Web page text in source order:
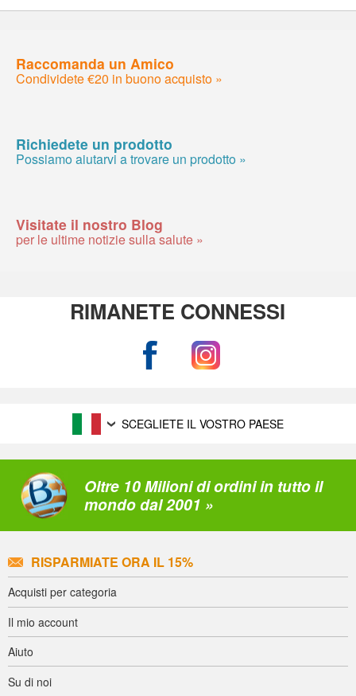
Raccomanda un Amico
Condividete €20 in buono acquisto »
Richiedete un prodotto
Possiamo aiutarvi a trovare un prodotto »
Visitate il nostro Blog
per le ultime notizie sulla salute »
RIMANETE CONNESSI
SCEGLIETE IL VOSTRO PAESE
Oltre 10 Milioni di ordini in tutto il
mondo dal 2001 »
RISPARMIATE ORA IL 15%
Acquisti per categoria
Il mio account
Aiuto
Su di noi